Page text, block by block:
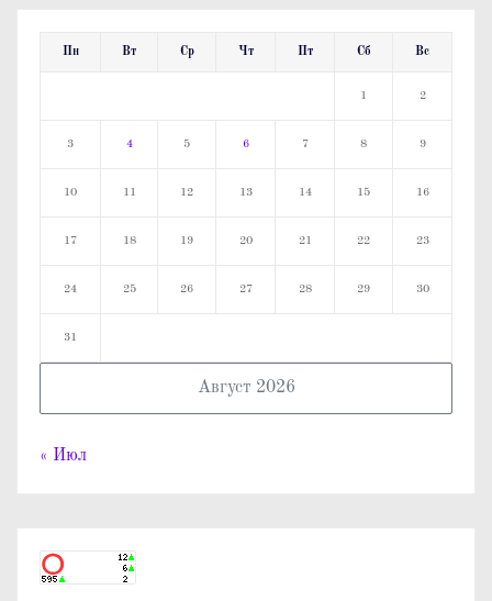
Август 2026
Пн Вт Ср Чт Пт Сб Вс
1 2
3 4 5 6 7 8 9
10 11 12 13 14 15 16
17 18 19 20 21 22 23
24 25 26 27 28 29 30
31
« Июл